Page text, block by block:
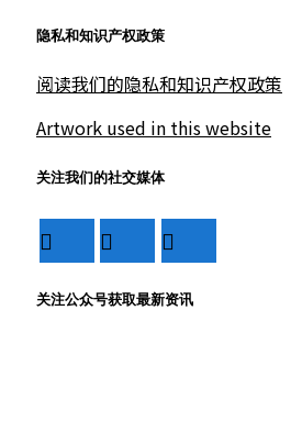
隐私和知识产权政策
阅读我们的隐私和知识产权政策
Artwork used in this website
关注我们的社交媒体
关注公众号获取最新资讯